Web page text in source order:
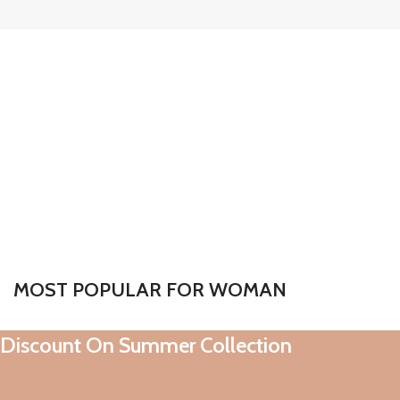
MOST POPULAR FOR WOMAN
Discount On Summer Collection